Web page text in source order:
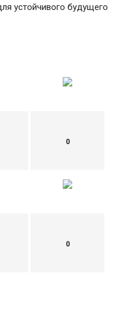
устойчивого будущего
0
0